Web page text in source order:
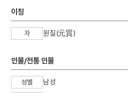
1 금성대군
2 신위
4 북조선임시인민위원회
5 반야심경
이칭
자 원질(元質)
인물/전통 인물
성별 남성